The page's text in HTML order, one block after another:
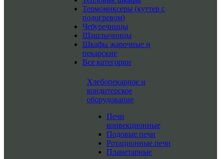
Термомиксеры (куттер с
подогревом)
Чебуречницы
Шашлычницы
Шкафы жарочные и
пекарские
Все категории
Хлебопекарное и
кондитерское
оборудование
Печи
конвекционные
Подовые печи
Ротационные печи
Планетарные